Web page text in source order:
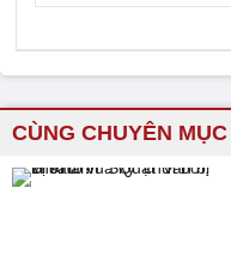
CÙNG CHUYÊN MỤC